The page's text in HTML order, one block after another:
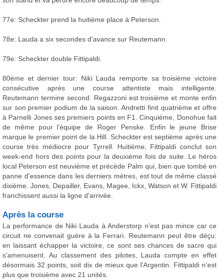
77e: Scheckter prend la huitième place à Peterson.
78e: Lauda a six secondes d'avance sur Reutemann.
79e: Scheckter double Fittipaldi.
80ème et dernier tour: Niki Lauda remporte sa troisième victoire
consécutive après une course attentiste mais intelligente.
Reutemann termine second. Regazzoni est troisième et monte enfin
sur son premier podium de la saison. Andretti finit quatrième et offre
à Parnelli Jones ses premiers points en F1. Cinquième, Donohue fait
de même pour l'équipe de Roger Penske. Enfin le jeune Brise
marque le premier point de la Hill. Scheckter est septième après une
course très médiocre pour Tyrrell. Huitième, Fittipaldi conclut son
week-end hors des points pour la deuxième fois de suite. Le héros
local Peterson est neuvième et précède Palm qui, bien que tombé en
panne d'essence dans les derniers mètres, est tout de même classé
dixième. Jones, Depailler, Evans, Magee, Ickx, Watson et W. Fittipaldi
franchissent aussi la ligne d'arrivée.
Après la course
La performance de Niki Lauda à Anderstorp n'est pas mince car ce
circuit ne convenait guère à la Ferrari. Reutemann peut être déçu:
en laissant échapper la victoire, ce sont ses chances de sacre qui
s'amenuisent. Au classement des pilotes, Lauda compte en effet
désormais 32 points, soit dix de mieux que l'Argentin. Fittipaldi n'est
plus que troisième avec 21 unités.